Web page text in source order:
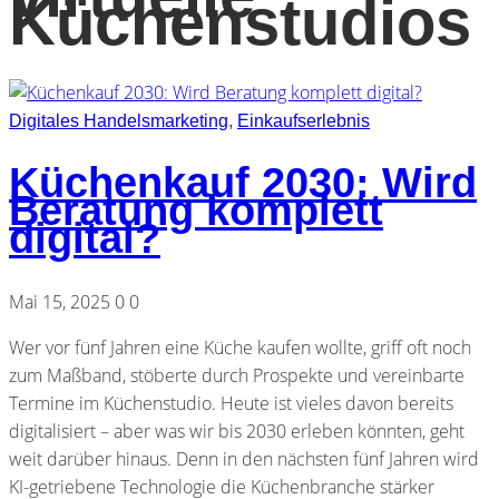
Küchenstudios
Digitales Handelsmarketing, Einkaufserlebnis
Küchenkauf 2030: Wird
Beratung komplett
digital?
Mai 15, 2025 0 0
Wer vor fünf Jahren eine Küche kaufen wollte, griff oft noch
zum Maßband, stöberte durch Prospekte und vereinbarte
Termine im Küchenstudio. Heute ist vieles davon bereits
digitalisiert – aber was wir bis 2030 erleben könnten, geht
weit darüber hinaus. Denn in den nächsten fünf Jahren wird
KI-getriebene Technologie die Küchenbranche stärker